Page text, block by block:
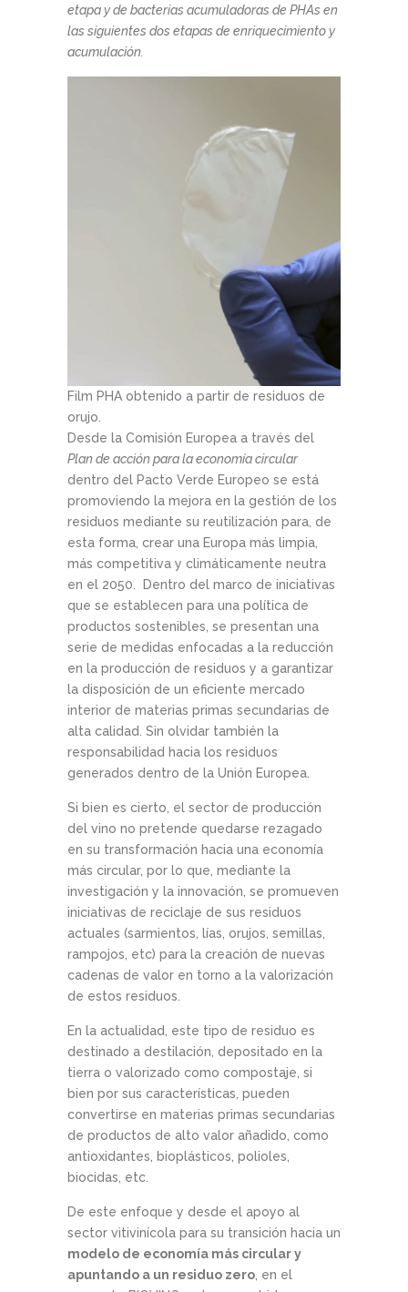
etapa y de bacterias acumuladoras de PHAs en
las siguientes dos etapas de enriquecimiento y
acumulación.
Film PHA obtenido a partir de residuos de
orujo.
Desde la Comisión Europea a través del
Plan de acción para la economía circular
dentro del Pacto Verde Europeo se está
promoviendo la mejora en la gestión de los
residuos mediante su reutilización para, de
esta forma, crear una Europa más limpia,
más competitiva y climáticamente neutra
en el 2050. Dentro del marco de iniciativas
que se establecen para una política de
productos sostenibles, se presentan una
serie de medidas enfocadas a la reducción
en la producción de residuos y a garantizar
la disposición de un eficiente mercado
interior de materias primas secundarias de
alta calidad. Sin olvidar también la
responsabilidad hacia los residuos
generados dentro de la Unión Europea.
Si bien es cierto, el sector de producción
del vino no pretende quedarse rezagado
en su transformación hacia una economía
más circular, por lo que, mediante la
investigación y la innovación, se promueven
iniciativas de reciclaje de sus residuos
actuales (sarmientos, lías, orujos, semillas,
rampojos, etc) para la creación de nuevas
cadenas de valor en torno a la valorización
de estos residuos.
En la actualidad, este tipo de residuo es
destinado a destilación, depositado en la
tierra o valorizado como compostaje, si
bien por sus características, pueden
convertirse en materias primas secundarias
de productos de alto valor añadido, como
antioxidantes, bioplásticos, polioles,
biocidas, etc.
De este enfoque y desde el apoyo al
sector vitivinícola para su transición hacia un
modelo de economía más circular y
apuntando a un residuo zero , en el